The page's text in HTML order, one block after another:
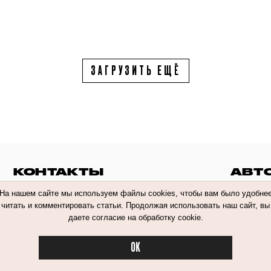
ЗАГРУЗИТЬ ЕЩЁ
КОНТАКТЫ
На нашем сайте мы используем файлы cookies, чтобы вам было
читать и комментировать статьи. Продолжая использовать наш сайт, вы
даете согласие на обработку cookie.
OK